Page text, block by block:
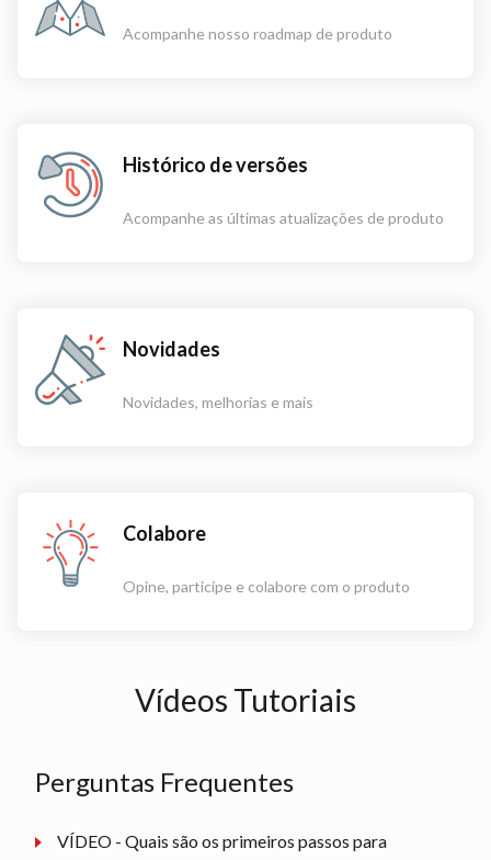
Acompanhe nosso roadmap de produto
Histórico de versões
Acompanhe as últimas atualizações de produto
Novidades
Novidades, melhorias e mais
Colabore
Opine, participe e colabore com o produto
Vídeos Tutoriais
Perguntas Frequentes
VÍDEO - Quais são os primeiros passos para